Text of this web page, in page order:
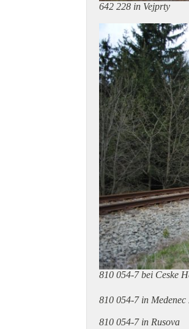
642 228 in Vejprty
810 054-7 bei Ceske
810 054-7 in Medenec
810 054-7 in Rusova